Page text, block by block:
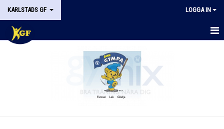
KARLSTADS GF LOGGA IN